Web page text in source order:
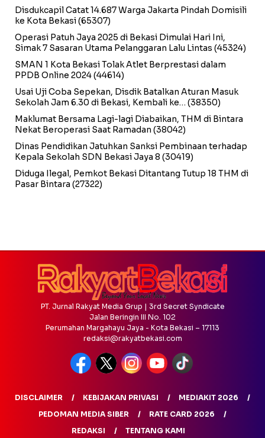
Disdukcapil Catat 14.687 Warga Jakarta Pindah Domisili
ke Kota Bekasi(65307)
Operasi Patuh Jaya 2025 di Bekasi Dimulai Hari Ini,
Simak 7 Sasaran Utama Pelanggaran Lalu Lintas (45324)
SMAN 1 Kota Bekasi Tolak Atlet Berprestasi dalam
PPDB Online 2024(44614)
Usai Uji Coba Sepekan, Disdik Batalkan Aturan Masuk
Sekolah Jam 6.30 di Bekasi, Kembali ke… (38350)
Maklumat Bersama Lagi-lagi Diabaikan, THM di Bintara
Nekat Beroperasi Saat Ramadan (38042)
Dinas Pendidikan Jatuhkan Sanksi Pembinaan terhadap
Kepala Sekolah SDN Bekasi Jaya 8 (30419)
Diduga Ilegal, Pemkot Bekasi Ditantang Tutup 18 THM di
Pasar Bintara (27322)
PT. Jurnal Rakyat Media Grup | 3rd Secret Syndicate
Jalan Beringin III No. 102
Perumahan Margahayu Jaya - Kota Bekasi – 17113
redaksi@rakyatbekasi.com
DISCLAIMER KEBIJAKAN PRIVASI
MEDIAKIT 2026
PEDOMAN MEDIA SIBER
RATE CARD 2026
REDAKSI
TENTANG KAMI